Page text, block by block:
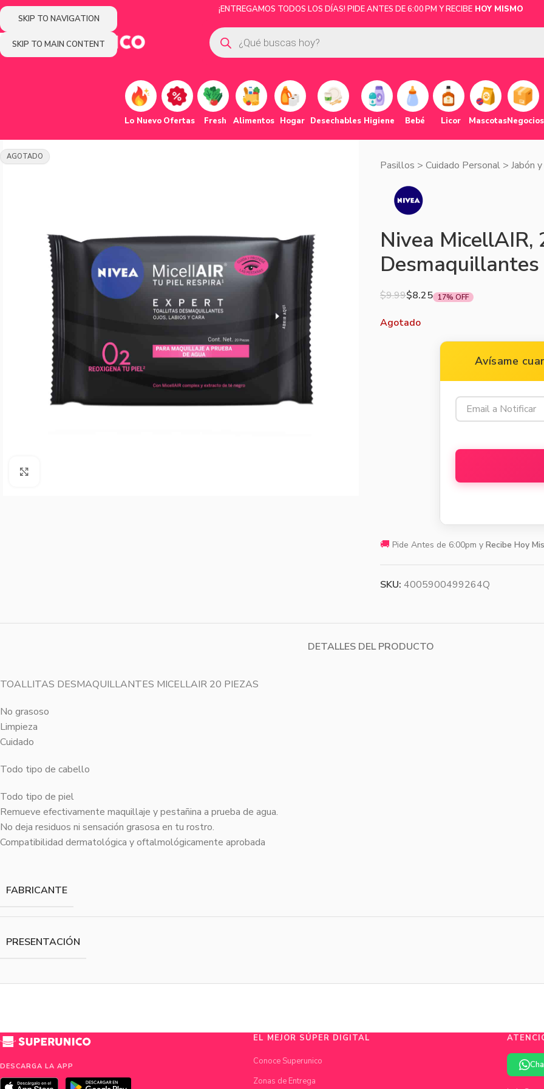
SKIP TO NAVIGATION
SKIP TO MAIN CONTENT
¡ENTREGAMOS TODOS LOS DÍAS! PIDE ANTES DE 6:00 PM Y RECIBE HOY MISMO
Lo Nuevo Ofertas Fresh Alimentos Hogar Desechables Higiene Bebé Licor MascotasNegocios
AGOTADO
Pasillos > Cuidado Personal> Jabón
Nivea
Desmaquillantes
$9.99$8.25 17% OFF
Agotado
Avísame
🚚 Pide Antes de 6:00pm y Recibe Hoy
SKU: 4005900499264Q
DETALLES DEL PRODUCTO
TOALLITAS DESMAQUILLANTES MICELLAIR 20 PIEZAS
No grasoso
Limpieza
Cuidado
Todo tipo de cabello
Todo tipo de piel
Remueve efectivamente maquillaje y pestañina a prueba de agua.
No deja residuos ni sensación grasosa en tu rostro.
Compatibilidad dermatológica y oftalmológicamente aprobada
FABRICANTE
PRESENTACIÓN
DESCARGA LA APP
EL MEJOR SÚPER DIGITAL
Conoce Superunico
Zonas de Entrega